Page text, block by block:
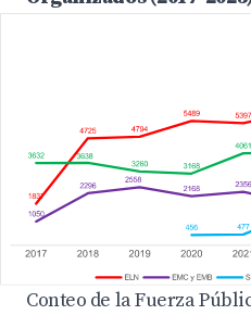
Conteo de la Fuerza